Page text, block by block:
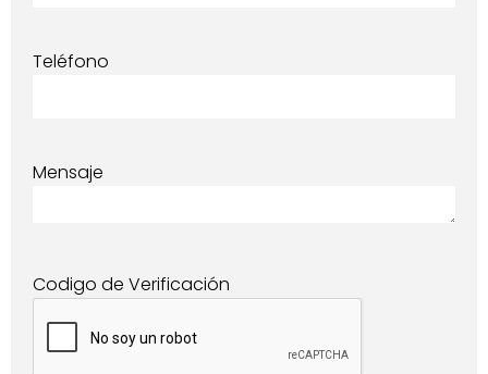
Teléfono
Mensaje
Codigo de Verificación